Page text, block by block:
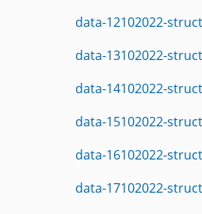
data-12102022-
data-13102022-
data-14102022-
data-15102022-
data-16102022-
data-17102022-